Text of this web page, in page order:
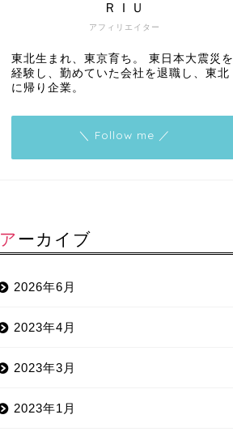
アフィリエイター
ＲＩＵ
東北生まれ、東京育ち。 東日本大震災を
経験し、勤めていた会社を退職し、東北
に帰り企業。
＼ Follow me ／
アーカイブ
2026年6月
2023年4月
2023年3月
2023年1月